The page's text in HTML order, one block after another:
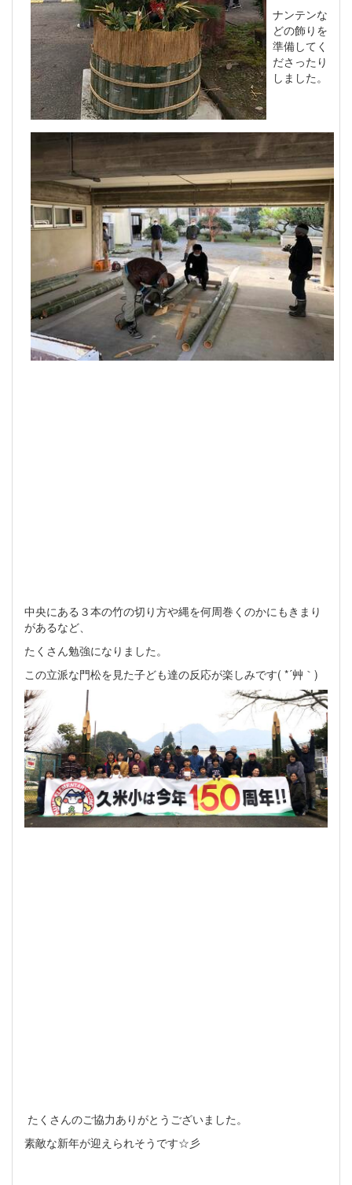
ナンテンな
どの飾りを
準備してく
ださったり
しました。
中央にある３本の竹の切り方や縄を何周巻くのかにもきまり
があるなど、
たくさん勉強になりました。
この立派な門松を見た子ども達の反応が楽しみです( *´艸｀)
たくさんのご協力ありがとうございました。
素敵な新年が迎えられそうです☆彡